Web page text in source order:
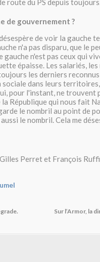
route du PS depuis
de gouvernement ?
de voir la gauche
n'a pas disparu, que le
gauche n'est pas ceux qui
épaisse. Les salariés,
les derniers
dans leurs
pour l'instant, ne trouvent
République qui nous fait
le nombril au point de
le nombril. Cela me
Perret et François
Sur l’Armor, la